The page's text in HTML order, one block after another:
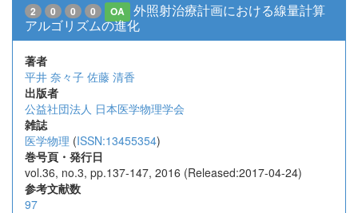
2 0 0 0 OA
外照射治療計画における線量計算
アルゴリズムの進化
著者
平井 奈々子 佐藤 清香
出版者
公益社団法人 日本医学物理学会
雑誌
医学物理 (ISSN:13455354)
巻号頁・発行日
vol.36, no.3, pp.137-147, 2016 (Released:2017-04-24)
参考文献数
97